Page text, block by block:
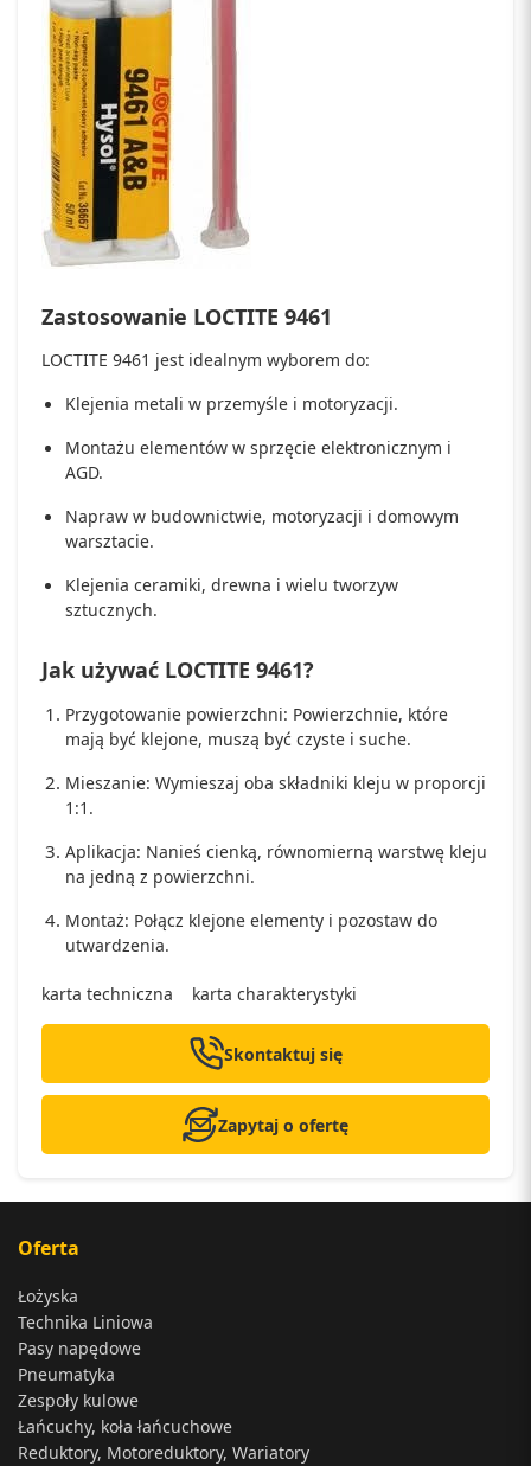
Zastosowanie LOCTITE 9461
LOCTITE 9461 jest idealnym wyborem do:
Klejenia metali w przemyśle i motoryzacji.
Montażu elementów w sprzęcie elektronicznym i
AGD.
Napraw w budownictwie, motoryzacji i domowym
warsztacie.
Klejenia ceramiki, drewna i wielu tworzyw
sztucznych.
Jak używać LOCTITE 9461?
Przygotowanie powierzchni: Powierzchnie, które
mają być klejone, muszą być czyste i suche.
Mieszanie: Wymieszaj oba składniki kleju w proporcji
1:1.
Aplikacja: Nanieś cienką, równomierną warstwę kleju
na jedną z powierzchni.
Montaż: Połącz klejone elementy i pozostaw do
utwardzenia.
karta techniczna karta charakterystyki
Skontaktuj się
Zapytaj o ofertę
Oferta
Łożyska
Technika Liniowa
Pasy napędowe
Pneumatyka
Zespoły kulowe
Łańcuchy, koła łańcuchowe
Reduktory, Motoreduktory, Wariatory